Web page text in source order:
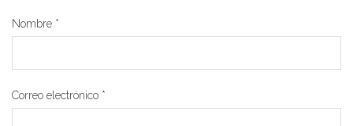
Nombre *
Correo electrónico *